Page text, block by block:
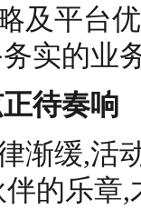
及平台
实的业
待奏响
渐缓,活
伴的乐章